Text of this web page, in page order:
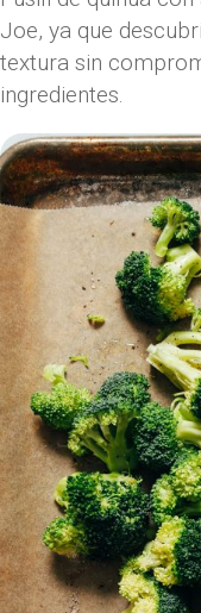
Joe, ya que
textura sin
ingredientes.